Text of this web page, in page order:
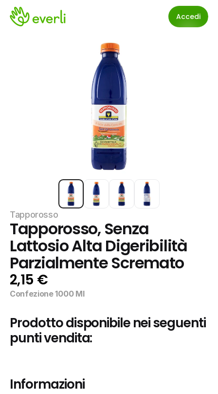
Accedi
Tapporosso
Tapporosso, Senza
Lattosio Alta Digeribilità
Parzialmente Scremato
2,15 €
Confezione 1000 Ml
Prodotto disponibile nei seguenti
punti vendita:
Informazioni